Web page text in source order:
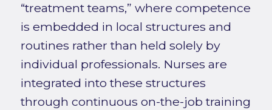
“treatment teams,” where competence
is embedded in local structures and
routines rather than held solely by
individual professionals. Nurses are
integrated into these structures
through continuous on-the-job training